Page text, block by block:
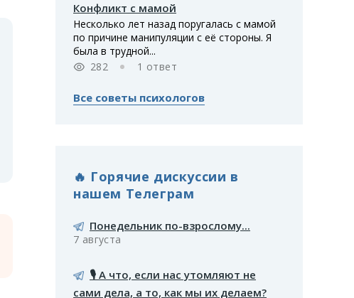
Конфликт с мамой
Несколько лет назад поругалась с мамой
по причине манипуляции с её стороны. Я
была в трудной...
282
1 ответ
Все советы психологов
🔥 Горячие дискуссии в
нашем Телеграм
Понедельник по-взрослому...
7 августа
🎙️ А что, если нас утомляют не
сами дела, а то, как мы их делаем?